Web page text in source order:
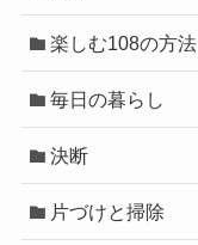
楽しむ108の方法
毎日の暮らし
決断
片づけと掃除